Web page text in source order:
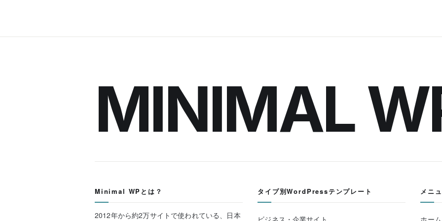
MINIMAL
Minimal WPとは？
2012年から約2万サイトで使われている、日本
タイプ別WordPressテンプレート
ビジネス・企業サイト
メニ
ホーム